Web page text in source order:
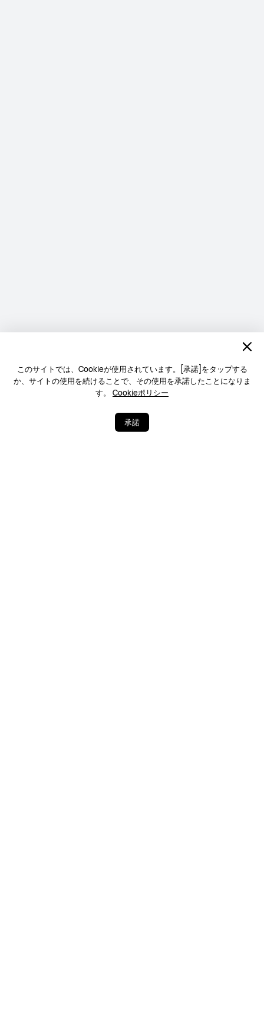
このサイトでは、Cookieが使用されています。[承諾]をタップする
か、サイトの使用を続けることで、その使用を承諾したことになりま
す。 Cookieポリシー
承諾